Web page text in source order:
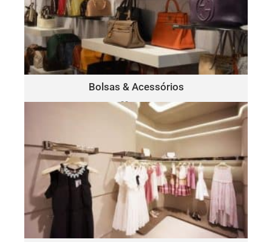
Bolsas & Acessórios
30 peças
somente $52.00 por peça
Este lote pode incluir uma variedade de marcas, como:
Michael Kors, Coach, Ralph Lauren, Vince Camuto, Tommy
Hilfiger, Calvin Klein, DKNY, Marc Jacobs, Kate Spade, Tory
Burch, Guess e mais.
Clique Aqui
VESTIDOS E TERNOS FEMININOS
Este lote pode incluir uma variedade de marcas, como:
Ralph
Lauren, Calvin Klein, DKNY, Tommy Hilfiger, Guess, Vince
Camuto, Adrianna Papell, Nine West, BCBGeneration e mais.
Clique Aqui